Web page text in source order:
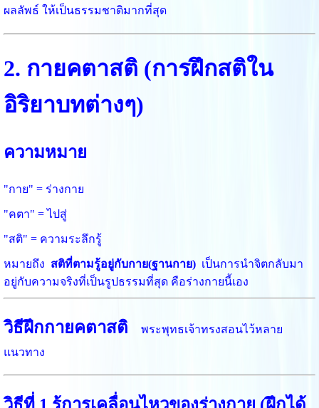
ผลลัพธ์ ให้เป็นธรรมชาติมากที่สุด
2. กายคตาสติ (การฝึกสติใน
อิริยาบทต่างๆ)
ความหมาย
"กาย" = ร่างกาย
"คตา" = ไปสู่
"สติ" = ความระลึกรู้
หมายถึง สติที่ตามรู้อยู่กับกาย(ฐานกาย) เป็นการนำจิตกลับมา
อยู่กับความจริงที่เป็นรูปธรรมที่สุด คือร่างกายนี้เอง
วิธีฝึกกายคตาสติ
พระพุทธเจ้าทรงสอนไว้หลาย
แนวทาง